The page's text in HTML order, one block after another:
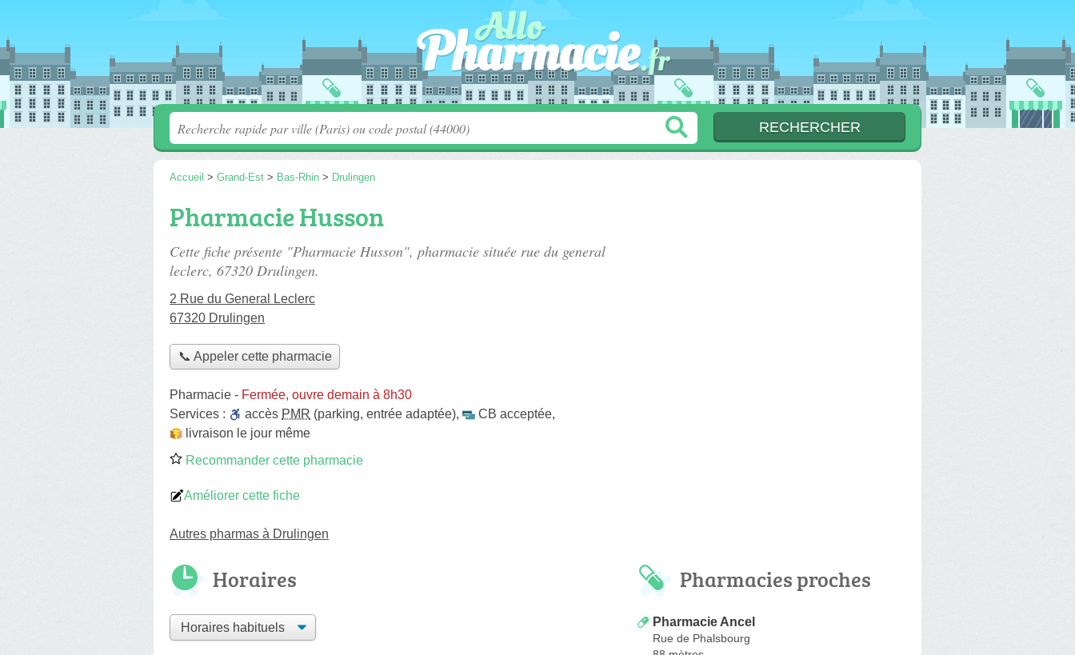
Accueil > Grand-Est > Bas-Rhin > Drulingen
Pharmacie Husson
Cette fiche présente "Pharmacie Husson", pharmacie située rue du general
leclerc, 67320 Drulingen.
2 Rue du General Leclerc
67320 Drulingen
📞 Appeler cette pharmacie
Pharmacie - Fermée, ouvre demain à 8h30
Services :
accès PMR (parking, entrée adaptée), CB acceptée,
livraison le jour même
Recommander cette pharmacie
Améliorer cette fiche
Autres pharmas à Drulingen
Horaires Pharmacies proches
Pharmacie Ancel
Rue de Phalsbourg